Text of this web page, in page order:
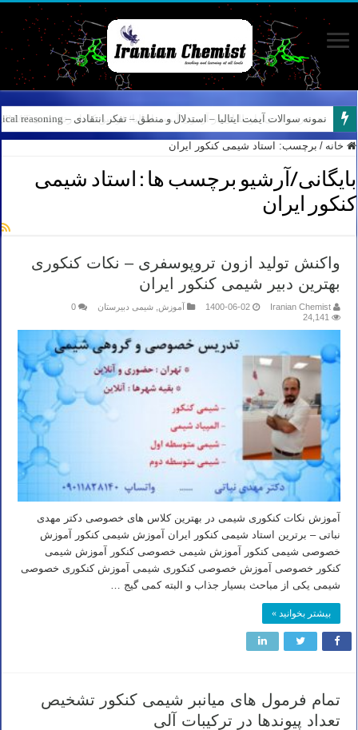
نمونه سوالات آیمت ایتالیا – استدلال و منطق – تفکر انتقادی – Logical reasoning – پارت ۸
خانه / برچسب: استاد شیمی کنکور ایران
بایگانی/آرشیو برچسب ها : استاد شیمی
کنکور ایران
واکنش تولید ازون تروپوسفری – نکات کنکوری
بهترین دبیر شیمی کنکور ایران
Iranian Chemist
1400-06-02 آموزش شیمی دبیرستان
0
24,141
آموزش نکات کنکوری شیمی در بهترین کلاس های خصوصی دکتر مهدی
نباتی – برترین استاد شیمی کنکور ایران آموزش شیمی کنکور آموزش
خصوصی شیمی کنکور آموزش شیمی خصوصی کنکور آموزش شیمی
کنکور خصوصی آموزش خصوصی کنکوری شیمی آموزش کنکوری خصوصی
شیمی یکی از مباحث بسیار جذاب و البته کمی گیج …
بیشتر بخوانید »
تمام فرمول های میانبر شیمی کنکور تشخیص
تعداد پیوندها در ترکیبات آلی